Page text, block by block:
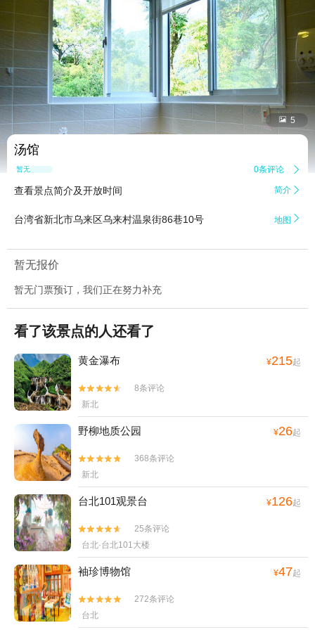
 5
汤馆
暂无点评 0条评论 
查看景点简介及开放时间 简介 
台湾省新北市乌来区乌来村温泉街86巷10号 地图 
暂无报价
暂无门票预订，我们正在努力补充
看了该景点的人还看了
黄金瀑布 ¥215起


8条评论
新北
野柳地质公园 ¥26起


368条评论
新北
台北101观景台 ¥126起


25条评论
台北·台北101大楼
袖珍博物馆 ¥47起


272条评论
台北